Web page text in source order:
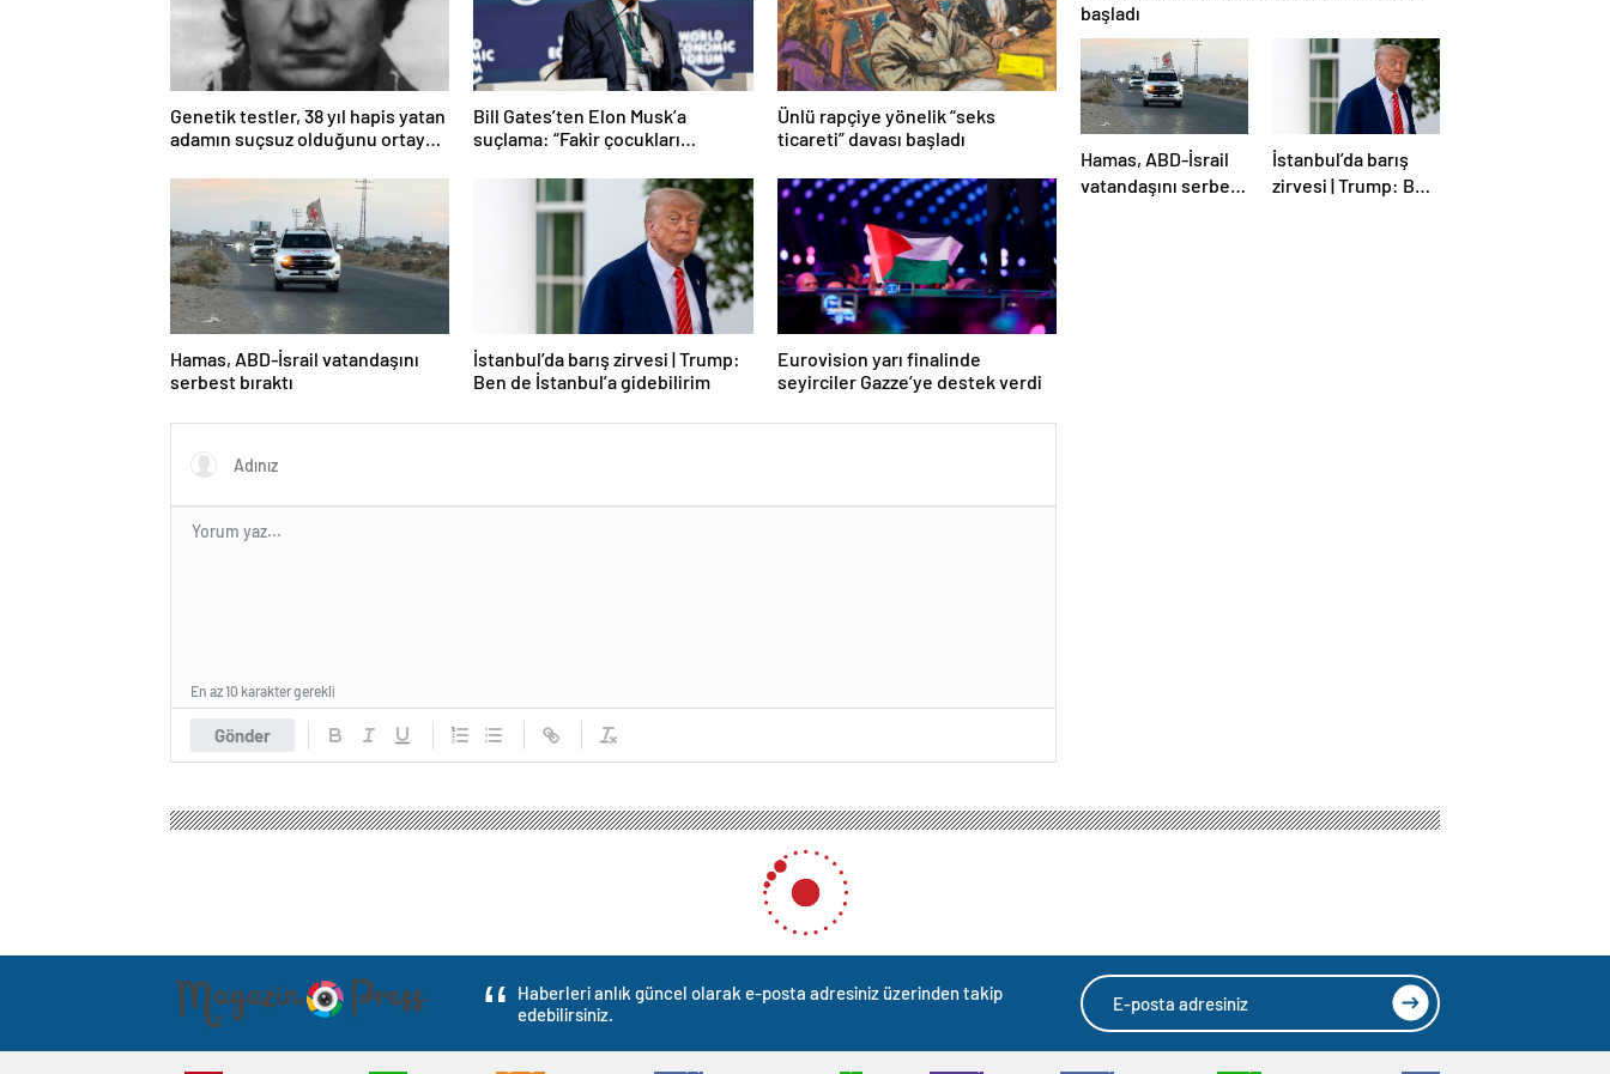
Genetik testler, 38 yıl hapis yatan
adamın suçsuz olduğunu ortaya
Bill Gates’ten Elon Musk’a
suçlama: “Fakir çocukları
Ünlü rapçiye yönelik “seks
ticareti” davası başladı
Hamas, ABD-İsrail vatandaşını
serbest bıraktı
İstanbul’da barış zirvesi | Trump:
Ben de İstanbul’a gidebilirim
Eurovision yarı finalinde
seyirciler Gazze’ye destek verdi
Gönder
En az 10 karakter gerekli
başladı
Hamas, ABD-İsrail
vatandaşını serbest
İstanbul’da barış
zirvesi | Trump: Ben
Ulaştırma ve Altyapı Bakanı Abdulkadir Uraloğlu, Düzce’de ‘Sürdürülebilir Kentsel Ulaşım Planı Projesi’ açılışında konuştu
Ulaştırma ve Altyapı Bakanı Abdulkadir Uraloğlu, Düzce’de
‘Sürdürülebilir Kentsel Ulaşım Planı Projesi’ açılışında konuştu